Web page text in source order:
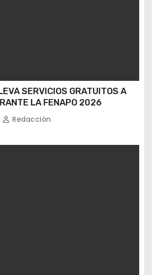
SERVICIOS GRATUITOS A
LA FENAPO 2026
Redacción